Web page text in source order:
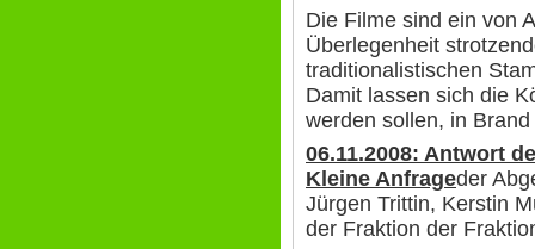
Die Filme sind ein von
Überlegenheit
traditionalistischen
Damit lassen sich die
werden sollen, in
06.11.2008: Antwort
Kleine Anfrageder
Jürgen Trittin, Kerstin
der Fraktion der